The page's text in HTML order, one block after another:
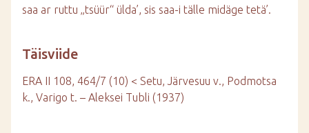
saa ar ruttu „tsüür“ ülda’, sis saa-i tälle midäge tetä’.
Täisviide
ERA II 108, 464/7 (10) < Setu, Järvesuu v., Podmotsa
k., Varigo t. – Aleksei Tubli (1937)